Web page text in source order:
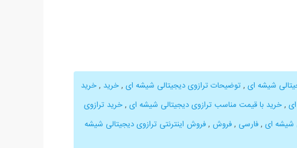
شیشه ای , توضیحات ترازوی دیجیتالی شیشه ای ,خرید ,خرید
,خرید با قیمت مناسب ترازوی دیجیتالی شیشه ای ,خرید ترازوی
شیشه ای ,فارسی ,فروش ,فروش اینترنتی ترازوی دیجیتالی شیشه